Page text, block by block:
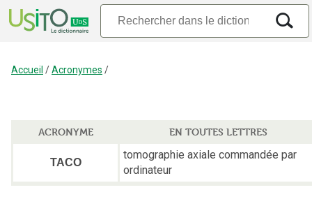
Accueil /Acronymes /
ACRONYME EN TOUTES LETTRES
TACO
tomographie axiale commandée par
ordinateur